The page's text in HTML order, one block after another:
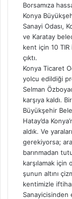
Borsamıza
Konya
Sanayi Odası,
ve Karatay
kent için 10
çıktı.
Konya Ticaret
yolcu edildiği
Selman
karşıya kaldı.
Büyükşehir
Hatay’da
aldık. Ve
gerekiyorsa;
barınmadan
karşılamak için
şunun altını
kentimizle
Sanayicisinden